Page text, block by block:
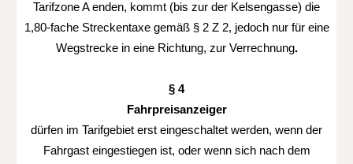
Tarifzone A enden, kommt (bis zur der Kelsengasse) die
1,80-fache Streckentaxe gemäß § 2 Z 2, jedoch nur für eine
Wegstrecke in eine Richtung, zur Verrechnung.
§ 4
Fahrpreisanzeiger
dürfen im Tarifgebiet erst eingeschaltet werden, wenn der
Fahrgast eingestiegen ist, oder wenn sich nach dem